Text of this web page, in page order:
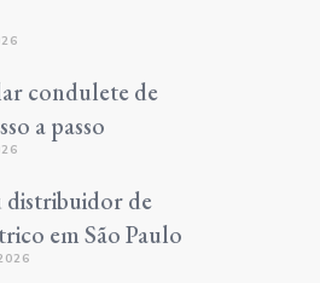
condulete de
a passo
distribuidor de
em São Paulo